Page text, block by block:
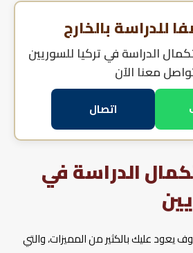
للدراسة بالخارج
الدراسة في تركيا للسوريين
معنا الآن
اتصال
الدراسة في
يعود عليك بالكثير من المميزات، والتي